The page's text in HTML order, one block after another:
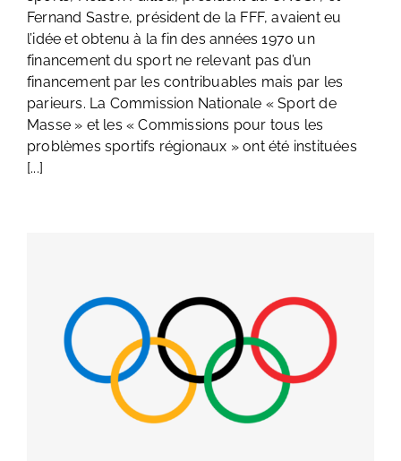
Fernand Sastre, président de la FFF, avaient eu
l’idée et obtenu à la fin des années 1970 un
financement du sport ne relevant pas d’un
financement par les contribuables mais par les
parieurs. La Commission Nationale « Sport de
Masse » et les « Commissions pour tous les
problèmes sportifs régionaux » ont été instituées
[...]